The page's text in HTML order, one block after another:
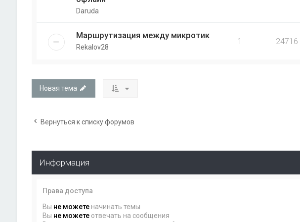
Daruda
Маршрутизация между микротик
Rekalov28
1 24716
Новая тема
Вернуться к списку форумов
Информация
Права доступа
Вы не можетеначинать темы
Вы не можетеотвечать на сообщения